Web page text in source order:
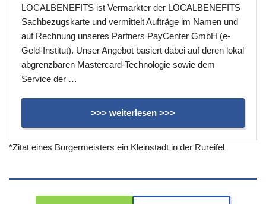
LOCALBENEFITS ist Vermarkter der LOCALBENEFITS
Sachbezugskarte und vermittelt Aufträge im Namen und
auf Rechnung unseres Partners PayCenter GmbH (e-
Geld-Institut). Unser Angebot basiert dabei auf deren lokal
abgrenzbaren Mastercard-Technologie sowie dem
Service der …
>>> weiterlesen >>>
*Zitat eines Bürgermeisters ein Kleinstadt in der Rureifel